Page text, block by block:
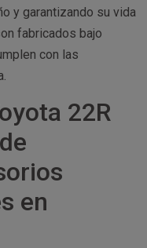
y garantizando su vida
fabricados bajo
con las
22R
en